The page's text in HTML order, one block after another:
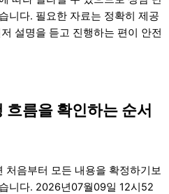
니다. 필요한 자료는 정확히 제공
설명을 듣고 진행하는 편이 안전
흐름을 확인하는 순서
처음부터 모든 내용을 확정하기보
니다. 2026년07월09일 12시52